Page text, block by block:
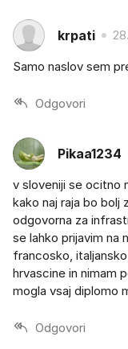
krpati
Samo naslov sem
Odgovori
Pikaa1234
v sloveniji se ocitno
kako naj raja bo bolj
odgovorna za
se lahko prijavim na
francosko,
hrvascine in nimam
mogla vsaj diplomo
Odgovori